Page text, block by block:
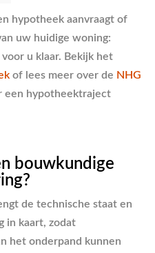
hypotheek aanvraagt of
uw huidige woning:
u klaar. Bekijk het
of lees meer over de NHG
een hypotheektraject
bouwkundige
de technische staat en
in kaart, zodat
het onderpand kunnen